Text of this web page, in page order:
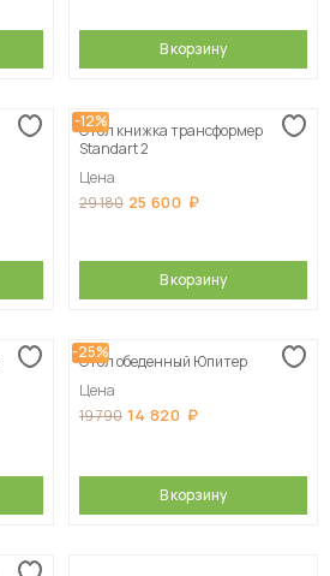
В корзину
-12%
Стол книжка трансформер
Standart 2
Цена
29 180 25 600
В корзину
-25%
Стол обеденный Юпитер
Цена
19 790 14 820
В корзину